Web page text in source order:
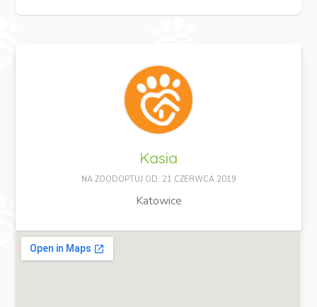
Kasia
NA ZOODOPTUJ OD: 21 CZERWCA 2019
Katowice